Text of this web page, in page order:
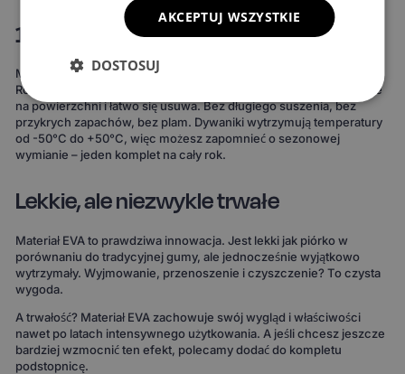
100% wodoodporne i całoroczne
Materiał EVA to gwarancja, że żaden płyn nie wsiąknie w dywanik.
Rozlana kawa, błoto po deszczu, śnieg z butów – wszystko zostaje
na powierzchni i łatwo się usuwa. Bez długiego suszenia, bez
przykrych zapachów, bez plam. Dywaniki wytrzymują temperatury
od -50°C do +50°C, więc możesz zapomnieć o sezonowej
wymianie – jeden komplet na cały rok.
Lekkie, ale niezwykle trwałe
Materiał EVA to prawdziwa innowacja. Jest lekki jak piórko w
porównaniu do tradycyjnej gumy, ale jednocześnie wyjątkowo
wytrzymały. Wyjmowanie, przenoszenie i czyszczenie? To czysta
wygoda.
A trwałość? Materiał EVA zachowuje swój wygląd i właściwości
nawet po latach intensywnego użytkowania. A jeśli chcesz jeszcze
bardziej wzmocnić ten efekt, polecamy dodać do kompletu
podstopnicę.
AKCEPTUJ WSZYSTKIE
DOSTOSUJ